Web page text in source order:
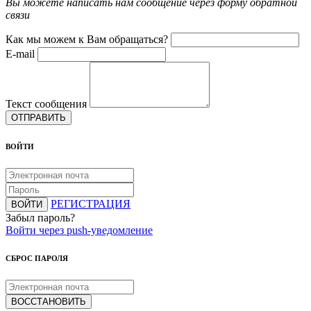
Вы можете написать нам сообщение через форму обратной
связи
Как мы можем к Вам обращаться?
E-mail
Текст сообщения
ОТПРАВИТЬ
ВОЙТИ
ВОЙТИ
РЕГИСТРАЦИЯ
Забыл пароль?
Войти через push-уведомление
СБРОС ПАРОЛЯ
ВОССТАНОВИТЬ